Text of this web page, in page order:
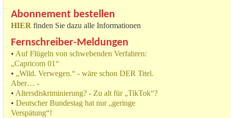
Abonnement bestellen
HIER finden Sie dazu alle Informationen
Fernschreiber-Meldungen
• Auf Flügeln von schwebenden Verfahren:
„Capricorn 01“
• „Wild. Verwegen.“ - wäre schon DER Titel.
Aber… -
• Altersdiskriminierung? - Zu alt für „TikTok“?
• Deutscher Bundestag hat nur „geringe
Verspätung“!